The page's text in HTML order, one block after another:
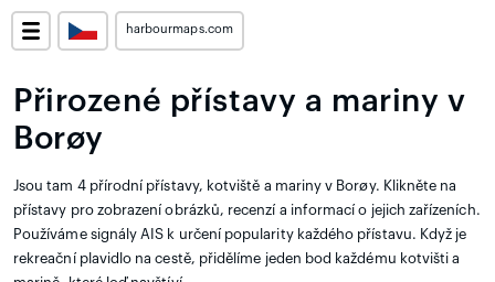
harbourmaps.com
Přirozené přístavy a mariny v
Borøy
Jsou tam 4 přírodní přístavy, kotviště a mariny v Borøy. Klikněte na
přístavy pro zobrazení obrázků, recenzí a informací o jejich zařízeních.
Používáme signály AIS k určení popularity každého přístavu. Když je
rekreační plavidlo na cestě, přidělíme jeden bod každému kotvišti a